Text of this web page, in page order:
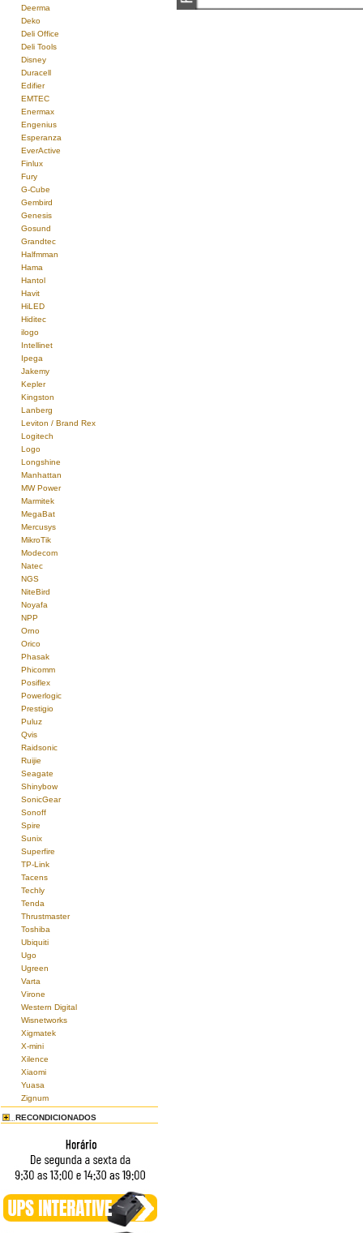
Deerma
Deko
Deli Office
Deli Tools
Disney
Duracell
Edifier
EMTEC
Enermax
Engenius
Esperanza
EverActive
Finlux
Fury
G-Cube
Gembird
Genesis
Gosund
Grandtec
Halfmman
Hama
Hantol
Havit
HiLED
Hiditec
ilogo
Intellinet
Ipega
Jakemy
Kepler
Kingston
Lanberg
Leviton / Brand Rex
Logitech
Logo
Longshine
Manhattan
MW Power
Marmitek
MegaBat
Mercusys
MikroTik
Modecom
Natec
NGS
NiteBird
Noyafa
NPP
Orno
Orico
Phasak
Phicomm
Posiflex
Powerlogic
Prestigio
Puluz
Qvis
Raidsonic
Ruijie
Seagate
Shinybow
SonicGear
Sonoff
Spire
Sunix
Superfire
TP-Link
Tacens
Techly
Tenda
Thrustmaster
Toshiba
Ubiquiti
Ugo
Ugreen
Varta
Virone
Western Digital
Wisnetworks
Xigmatek
X-mini
Xilence
Xiaomi
Yuasa
Zignum
RECONDICIONADOS